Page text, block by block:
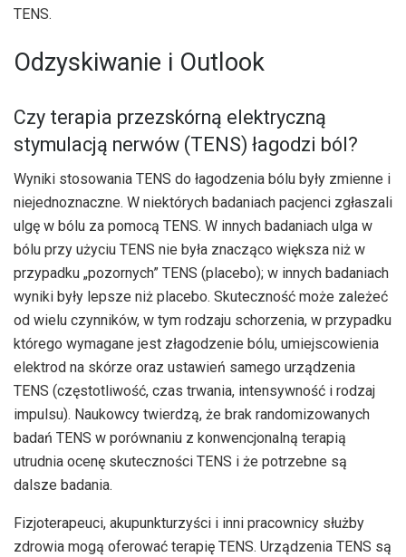
TENS.
Odzyskiwanie i Outlook
Czy terapia przezskórną elektryczną
stymulacją nerwów (TENS) łagodzi ból?
Wyniki stosowania TENS do łagodzenia bólu były zmienne i
niejednoznaczne. W niektórych badaniach pacjenci zgłaszali
ulgę w bólu za pomocą TENS. W innych badaniach ulga w
bólu przy użyciu TENS nie była znacząco większa niż w
przypadku „pozornych” TENS (placebo); w innych badaniach
wyniki były lepsze niż placebo. Skuteczność może zależeć
od wielu czynników, w tym rodzaju schorzenia, w przypadku
którego wymagane jest złagodzenie bólu, umiejscowienia
elektrod na skórze oraz ustawień samego urządzenia
TENS (częstotliwość, czas trwania, intensywność i rodzaj
impulsu). Naukowcy twierdzą, że brak randomizowanych
badań TENS w porównaniu z konwencjonalną terapią
utrudnia ocenę skuteczności TENS i że potrzebne są
dalsze badania.
Fizjoterapeuci, akupunkturzyści i inni pracownicy służby
zdrowia mogą oferować terapię TENS. Urządzenia TENS są